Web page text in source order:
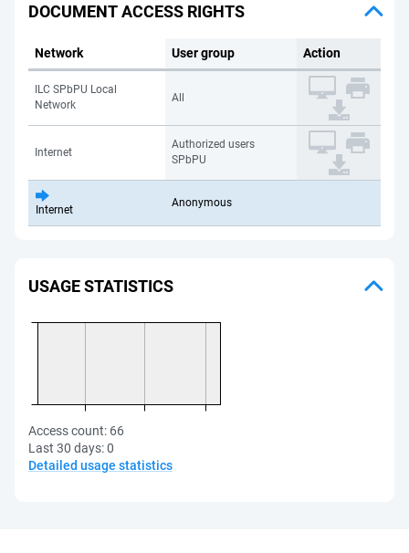
DOCUMENT ACCESS RIGHTS
Network User group Action
ILC SPbPU Local
Network
All
Internet
Authorized users
SPbPU
Internet
Anonymous
USAGE STATISTICS
Access count: 66
Last 30 days:0
Detailed usage statistics